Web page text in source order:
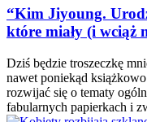
“Kim Jiyoung.
które miały (i wciąż
Dziś będzie troszeczkę
nawet poniekąd
rozwijać się o tematy
fabularnych papierkach i